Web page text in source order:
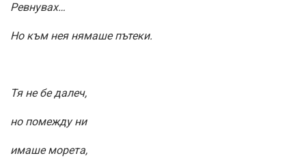
Ревнувах…
Но към нея нямаше пътеки.
Тя не бе далеч,
но помежду ни
имаше морета,